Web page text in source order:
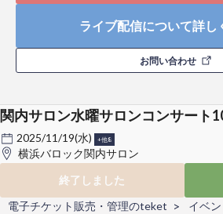
ライブ配信について詳し
お問い合わせ
関内サロン水曜サロンコンサート
2025/11/19(水) +他8
横浜バロック関内サロン
終了しました
電子チケット販売・管理のteket イベ